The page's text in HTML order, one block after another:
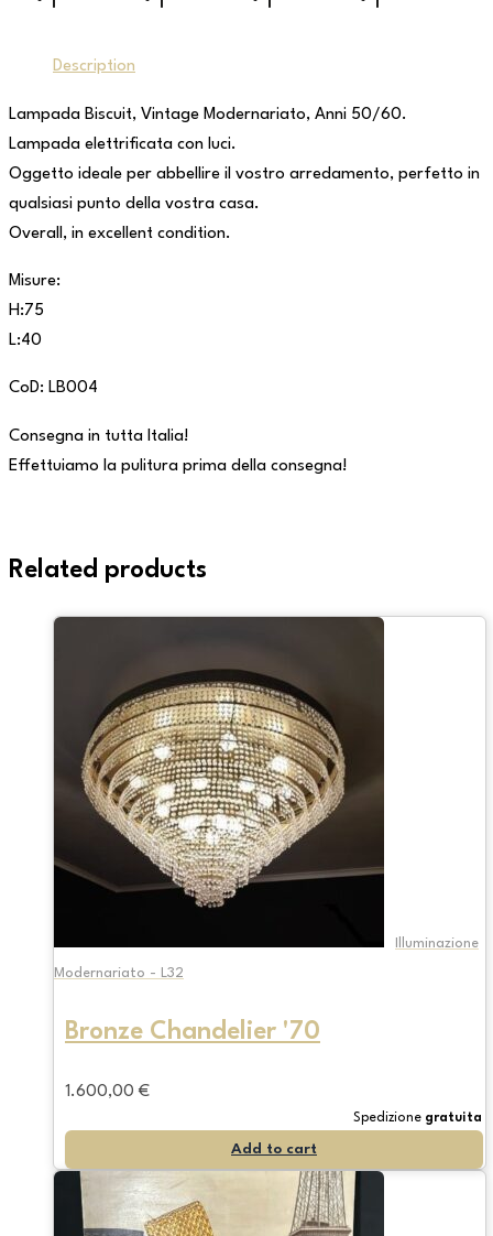
Description
Lampada Biscuit, Vintage Modernariato, Anni 50/60.
Lampada elettrificata con luci.
Oggetto ideale per abbellire il vostro arredamento, perfetto in
qualsiasi punto della vostra casa.
Overall, in excellent condition.
Misure:
H:75
L:40
CoD: LB004
Consegna in tutta Italia!
Effettuiamo la pulitura prima della consegna!
Related products
Illuminazione
Modernariato - L32
Bronze Chandelier '70
1.600,00 €
Spedizione gratuita
Add to cart